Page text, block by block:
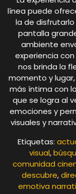
línea puede
la de disfrutarlo
pantalla
ambiente
experiencia
nos brinda la
momento y
más íntima con
que se logra al
emociones y
visuales y
Etiquetas:
visual,
comunidad
descubre,
emotiva